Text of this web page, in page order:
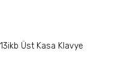
Üst Kasa Klavye